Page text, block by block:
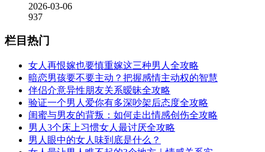
2026-03-06
937
栏目热门
女人再恨嫁也要慎重嫁这三种男人全攻略
暗恋男孩要不要主动？把握感情主动权的智慧
伴侣介意异性朋友关系暧昧全攻略
验证一个男人爱你有多深吵架后态度全攻略
闺蜜与男友的背叛：如何走出情感创伤全攻略
男人3个床上习惯女人最讨厌全攻略
男人眼中的女人味到底是什么？